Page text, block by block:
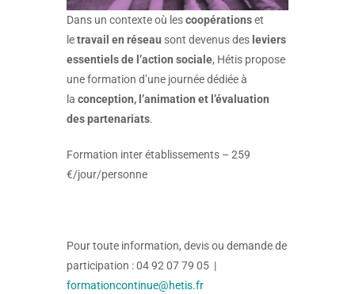
Dans un contexte où lescoopérationset
letravail en réseau sont devenus des leviers
essentiels de l’action sociale, Hétis propose
une formation d’une journée dédiée à
la conception, l’animation et l’évaluation
des partenariats.
Formation inter établissements – 259
€/jour/personne
Pour toute information, devis ou demande de
participation : 04 92 07 79 05 |
formationcontinue@hetis.fr